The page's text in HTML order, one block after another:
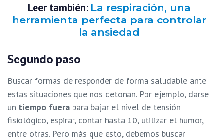
Leer también: La respiración, una
herramienta perfecta para controlar
la ansiedad
Segundo paso
Buscar formas de responder de forma saludable ante
estas situaciones que nos detonan. Por ejemplo, darse
un tiempo fuera para bajar el nivel de tensión
fisiológico, espirar, contar hasta 10, utilizar el humor,
entre otras. Pero más que esto, debemos buscar